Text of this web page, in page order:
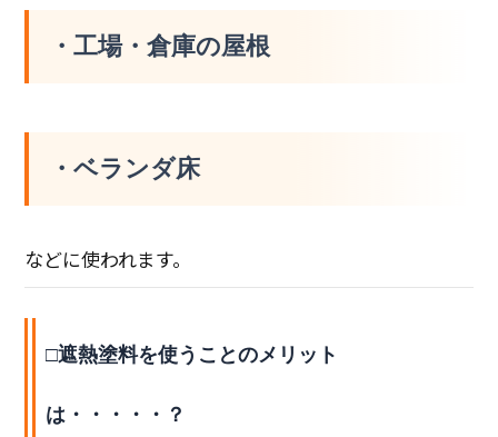
・工場・倉庫の屋根
・ベランダ床
などに使われます。
□遮熱塗料を使うことのメリット
は・・・・・？